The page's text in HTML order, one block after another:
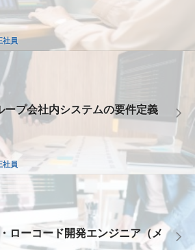
社員
ープ会社内システムの要件定義
社員
ローコード開発エンジニア（メ